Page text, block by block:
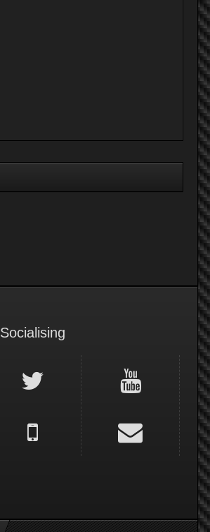
Socialising